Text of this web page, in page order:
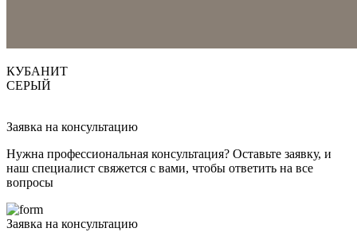
КУБАНИТ
СЕРЫЙ
Заявка на консультацию
Нужна профессиональная консультация? Оставьте заявку, и
наш специалист свяжется с вами, чтобы ответить на все
вопросы
Заявка на консультацию